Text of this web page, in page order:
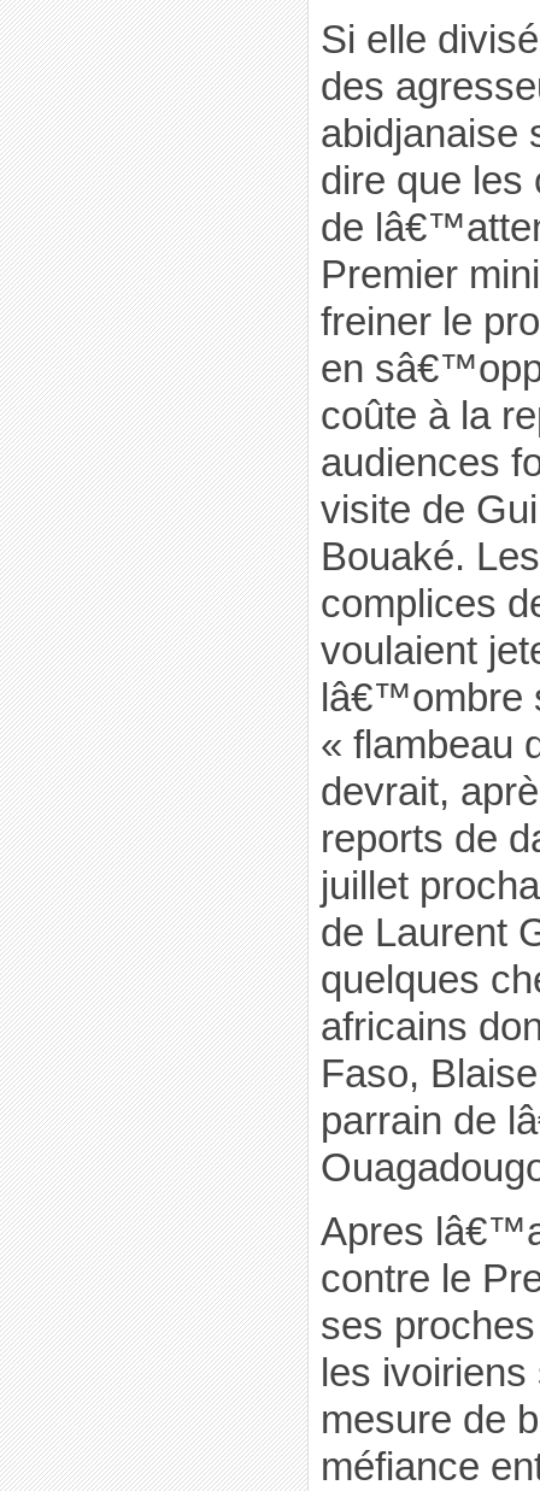
Si elle
des
dire que les
de
Premier
freiner le
en
coûte à la
audiences
visite de
Bouaké.
complices
voulaient
lâ€™ombre
« flambeau
devrait,
reports de
juillet
de Laurent
quelques
africains
Faso,
parrain de
Apres
contre le
ses
les
mesure de
méfiance